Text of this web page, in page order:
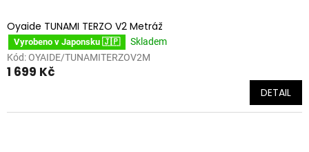
Oyaide TUNAMI TERZO V2 Metráž
Vyrobeno v Japonsku 🇯🇵
Skladem
Kód: OYAIDE/TUNAMITERZOV2M
1 699 Kč
DETAIL